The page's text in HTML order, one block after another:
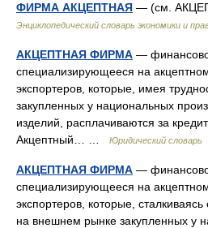
ФИРМА АКЦЕПТНАЯ — (см.
Энциклопедический словарь экономики и
АКЦЕПТНАЯ ФИРМА —
специализирующееся на
экспортеров, которые, имея
закупленных у национальных
изделий, расплачиваются за
Акцептный… …
Юридический словарь
АКЦЕПТНАЯ ФИРМА —
специализирующееся на
экспортеров, которые,
на внешнем рынке закупленных у